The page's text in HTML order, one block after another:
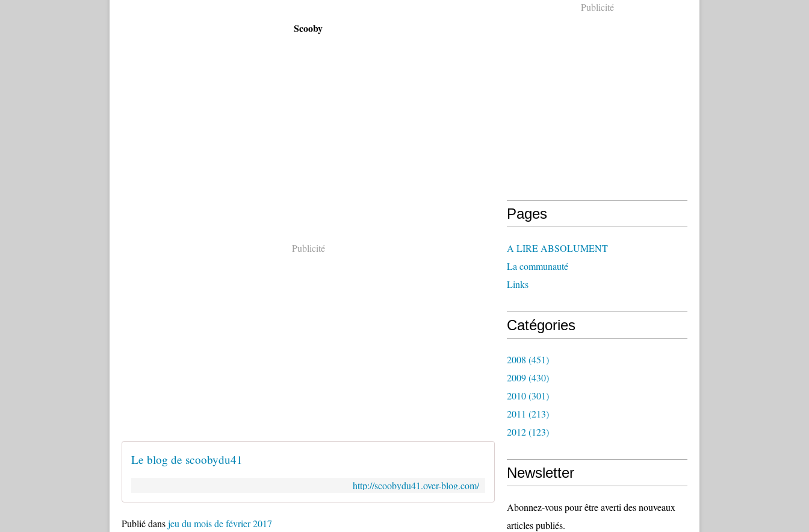
Scooby
Publicité
Le blog de scoobydu41
http://scoobydu41.over-blog.com/
Publié dansjeu du mois de février 2017
Publicité
Pages
A LIRE ABSOLUMENT
La communauté
Links
Catégories
2008 (451)
2009(430)
2010(301)
2011 (213)
2012(123)
Newsletter
Abonnez-vous pour être averti des nouveaux
articles publiés.